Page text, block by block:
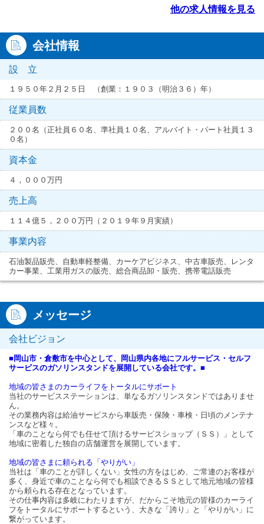
他の求人情報を見る
会社情報
設 立
１９５０年２月２５日 （創業：１９０３（明治３６）年）
従業員数
２００名（正社員６０名、準社員１０名、アルバイト・パート社員１３
０名）
資本金
４，０００万円
売上高
１１４億５，２００万円（２０１９年９月実績）
事業内容
石油製品販売、自動車軽整備、カーケアビジネス、中古車販売、レンタ
カー事業、工業用ガスの販売、総合商品卸・販売、携帯電話販売
メッセージ
会社ビジョン
■岡山市・倉敷市を中心として、岡山県内各地にフルサービス・セルフ
サービスのガソリンスタンドを展開している会社です。■
地域の皆さまのカーライフをトータルにサポート
当社のサービスステーションは、単なるガソリンスタンドではありませ
ん。
その業務内容は給油サービスから車販売・保険・車検・日頃のメンテナ
ンスなど様々。
「車のことなら何でも任せて頂けるサービスショップ（ＳＳ）」として
地域に密着した独自の店舗運営を展開しています。
地域の皆さまに頼られる「やりがい」
当社は「車のことが詳しくない」女性の方をはじめ、ご常連のお客様が
多く、身近で車のことなら何でも相談できるＳＳとして地元地域の皆様
から頼られる存在となっています。
その仕事内容は多岐にわたりますが、だからこそ地元の皆様のカーライ
フをトータルにサポートするという、大きな「誇り」と「やりがい」に
繋がっています。